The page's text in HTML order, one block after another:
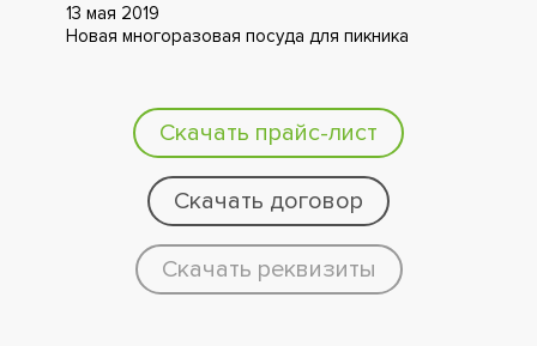
13 мая 2019
Новая многоразовая посуда для пикника
Скачать прайс-лист
Скачать договор
Скачать реквизиты